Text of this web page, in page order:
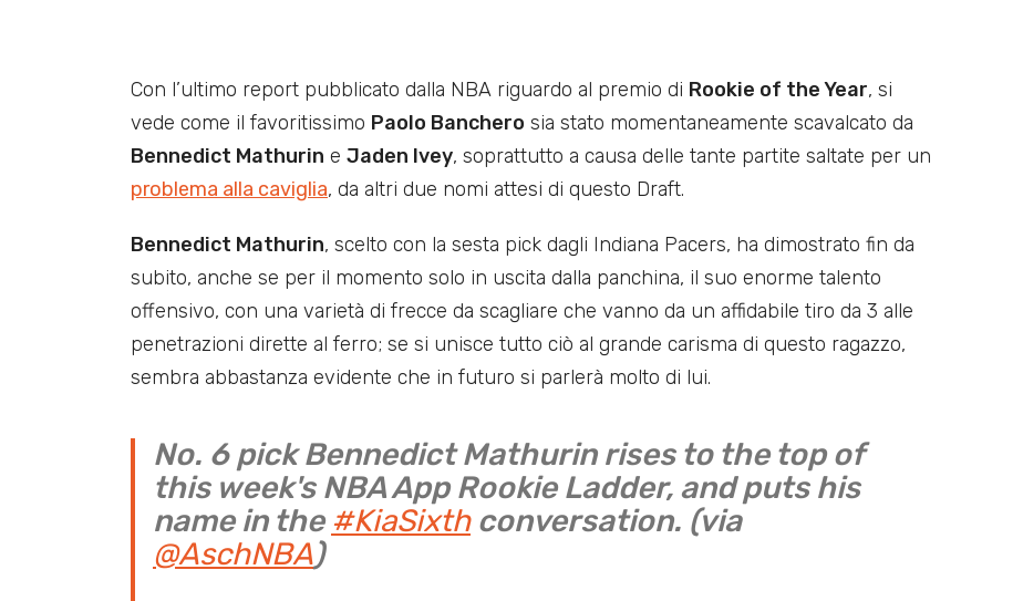
Con l’ultimo report pubblicato dalla NBA riguardo al premio di Rookie of the Year, si
vede come il favoritissimo Paolo Banchero sia stato momentaneamente scavalcato da
Bennedict Mathurin e Jaden Ivey, soprattutto a causa delle tante partite saltate per un
problema alla caviglia, da altri due nomi attesi di questo Draft.
Bennedict Mathurin, scelto con la sesta pick dagli Indiana Pacers, ha dimostrato fin da
subito, anche se per il momento solo in uscita dalla panchina, il suo enorme talento
offensivo, con una varietà di frecce da scagliare che vanno da un affidabile tiro da 3 alle
penetrazioni dirette al ferro; se si unisce tutto ciò al grande carisma di questo ragazzo,
sembra abbastanza evidente che in futuro si parlerà molto di lui.
No. 6 pick Bennedict Mathurin rises to the top of
this week's NBA App Rookie Ladder, and puts his
name in the#KiaSixthconversation. (via
@AschNBA)